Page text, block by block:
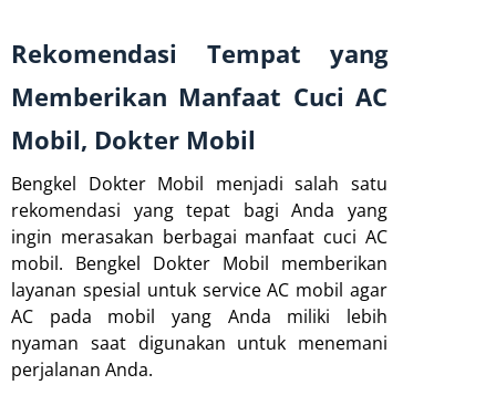
Rekomendasi Tempat yang
Memberikan Manfaat Cuci AC
Mobil, Dokter Mobil
Bengkel Dokter Mobil menjadi salah satu
rekomendasi yang tepat bagi Anda yang
ingin merasakan berbagai manfaat cuci AC
mobil. Bengkel Dokter Mobil memberikan
layanan spesial untuk service AC mobil agar
AC pada mobil yang Anda miliki lebih
nyaman saat digunakan untuk menemani
perjalanan Anda.